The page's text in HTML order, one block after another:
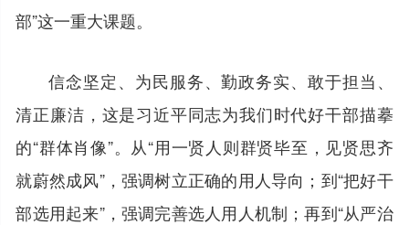
部”这一重大课题。
信念坚定、为民服务、勤政务实、敢于担当、
清正廉洁，这是习近平同志为我们时代好干部描摹
的“群体肖像”。从“用一贤人则群贤毕至，见贤思齐
就蔚然成风”，强调树立正确的用人导向；到“把好干
部选用起来”，强调完善选人用人机制；再到“从严治